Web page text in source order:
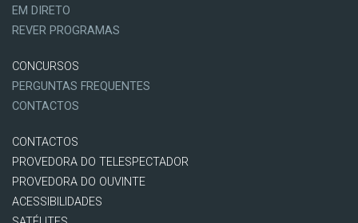
EM DIRETO
REVER PROGRAMAS
CONCURSOS
PERGUNTAS FREQUENTES
CONTACTOS
CONTACTOS
PROVEDORA DO TELESPECTADOR
PROVEDORA DO OUVINTE
ACESSIBILIDADES